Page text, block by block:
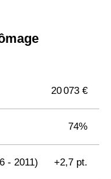
20 073 €
74%
- 2011) +2,7 pt.